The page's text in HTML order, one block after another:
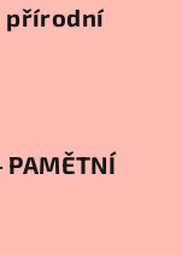
přírodní